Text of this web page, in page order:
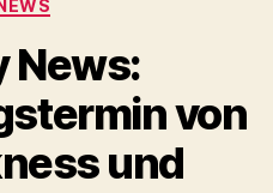
News:
von
und